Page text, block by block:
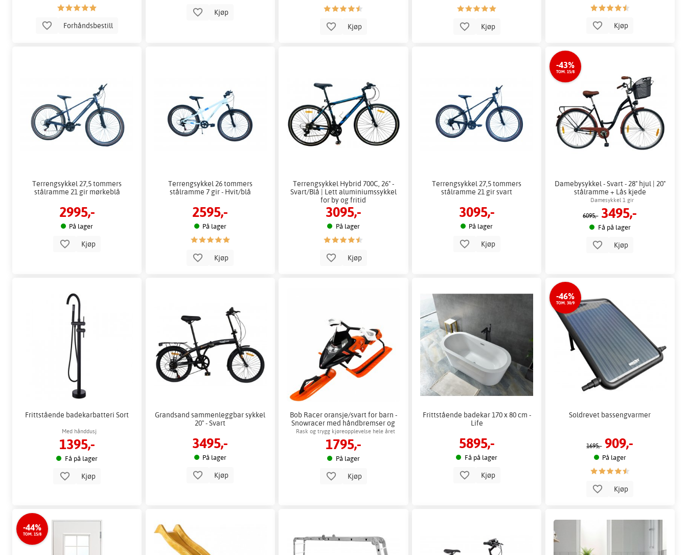
Forhåndsbestill
Kjøp
Kjøp Kjøp Kjøp
Terrengsykkel 27,5 tommers
stålramme 21 gir mørkeblå
2995,-
På lager
Kjøp
Terrengsykkel 26 tommers
stålramme 7 gir - Hvit/blå
2595,-
På lager
Kjøp
Terrengsykkel Hybrid 700C, 26" -
Svart/Blå | Lett aluminiumssykkel
for by og fritid
3095,-
På lager
Kjøp
Terrengsykkel 27,5 tommers
stålramme 21 gir svart
3095,-
På lager
Kjøp
-43%
TOM. 15/8
Damebysykkel - Svart - 28" hjul | 20"
stålramme + Lås kjede
Damesykkel 1 gir
6095,- 3495,-
Få på lager
Kjøp
Frittstående badekarbatteri Sort
Med hånddusj
1395,-
Få på lager
Kjøp
Grandsand sammenleggbar sykkel
20" - Svart
3495,-
På lager
Kjøp
Bob Racer oransje/svart for barn -
Snowracer med håndbremser og
justerbart sete
Rask og trygg kjøreopplevelse hele året
1795,-
På lager
Kjøp
Frittstående badekar 170 x 80 cm -
Life
5895,-
Få på lager
Kjøp
-46%
TOM. 30/9
Soldrevet bassengvarmer
1695,- 909,-
På lager
Kjøp
-44%
TOM. 15/8